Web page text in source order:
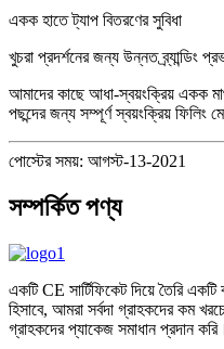
একক হাতে ট্যাপ বিতরণের সুবিধা
খুচরা প্রদর্শনের জন্য উন্নত ব্র্যান্ডিং
আমাদের কাছে আধা-স্বয়ংক্রিয় একক
পছন্দের জন্য সম্পূর্ণ স্বয়ংক্রিয় ফিলিং
পোস্টের সময়: আগস্ট-13-2021
সম্পর্কিত পণ্য
একটি CE সার্টিফিকেট দিয়ে তৈরি
হিসাবে, আমরা সর্বদা গ্রাহকদের কম
গ্রাহকদের প্যাকেজ সমাধান প্রদান করি।